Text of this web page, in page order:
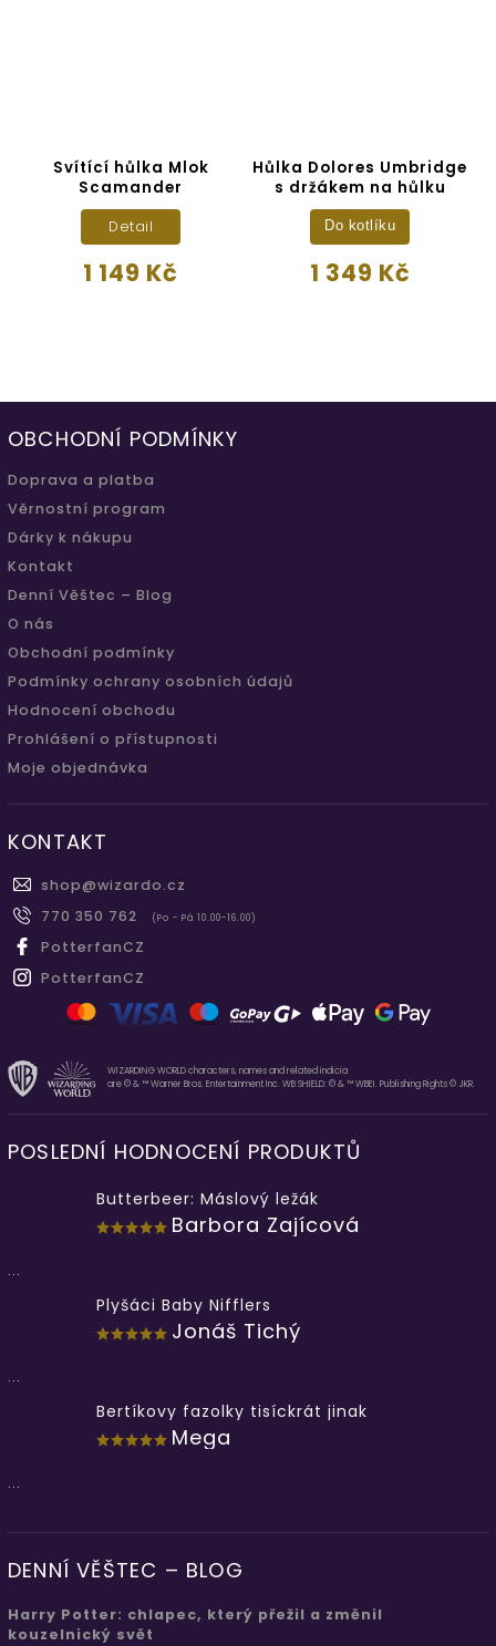
Svítící hůlka Mlok
Scamander
1 149 Kč
Detail
Hůlka Dolores Umbridge
s držákem na hůlku
1 349 Kč
Do kotlíku
OBCHODNÍ PODMÍNKY
Doprava a platba
Věrnostní program
Dárky k nákupu
Kontakt
Denní Věštec – Blog
O nás
Obchodní podmínky
Podmínky ochrany osobních údajů
Hodnocení obchodu
Prohlášení o přístupnosti
Moje objednávka
KONTAKT
shop@wizardo.cz
770 350 762
(Po - Pá 10.00-16.00)
PotterfanCZ
PotterfanCZ
WIZARDING WORLD characters, names and related indicia
are © & ™ Warner Bros. Entertainment Inc. WB SHIELD: © & ™ WBEI. Publishing Rights © JKR.
POSLEDNÍ HODNOCENÍ PRODUKTŮ
Butterbeer: Máslový ležák
Barbora Zajícová
...
Plyšáci Baby Nifflers
Jonáš Tichý
...
Bertíkovy fazolky tisíckrát jinak
Mega
...
DENNÍ VĚŠTEC – BLOG
Harry Potter: chlapec, který přežil a změnil
kouzelnický svět